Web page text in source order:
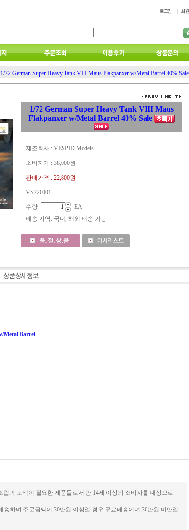
1/72 German Super Heavy Tank VIII Maus Flakpanxer w/Metal Barrel 40% Sale
1/72 German Super Heavy Tank VIII Maus
Flakpanxer w/Metal Barrel 40% Sale
제조회사 : VESPID Models
소비자가 : 38,000원
판매가격 : 22,800원
VS720001
수량
EA
배송 지역 : 국내, 해외 배송 가능
Metal Barrel
과 도색이 필요한 제품들로서 만 14세 이상의 소비자를 대상으로
하며.주문금액이 30만원 이상일 경우 무료배송이며,30만원 미만일